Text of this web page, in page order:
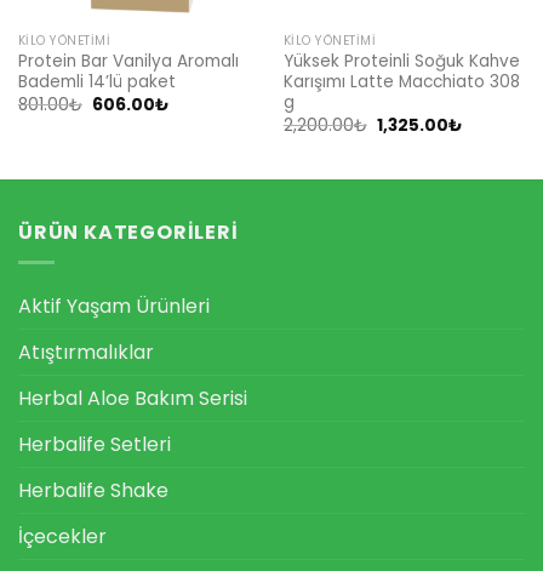
KILO YÖNETIMI
Protein Bar Vanilya Aromalı
Bademli 14’lü paket
801.00₺ Orijinal
606.00₺Şu
KILO YÖNETIMI
Yüksek Proteinli Soğuk Kahve
Karışımı Latte Macchiato 308
g
2,200.00₺ Orijinal
fiyat:
1,325.00₺Şu
ÜRÜN KATEGORILERI
Aktif Yaşam Ürünleri
Atıştırmalıklar
Herbal Aloe Bakım Serisi
Herbalife Setleri
Herbalife Shake
İçecekler